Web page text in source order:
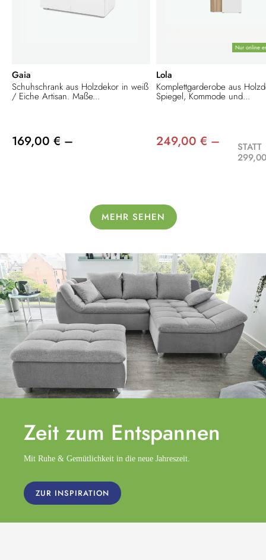
Gaia
Schuhschrank aus Holzdekor in weiß
/ Eiche Artisan. Maße...
169,00 € –
Nur online
Lola
Komplettgarderobe aus
Spiegel, Kommode und...
249,00 € –
STATT
MEHR SEHEN
Zeit zum Entspannen
Mit Ruhe & Gemütlichkeit in die neue Jahreszeit.
ZUR INSPIRATION